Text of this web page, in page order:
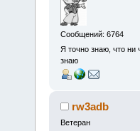
Сообщений: 6764
Я точно знаю, что ни
знаю
rw3adb
Ветеран